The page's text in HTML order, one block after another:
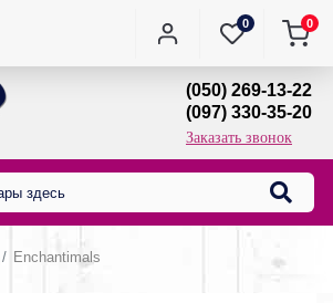
0 0
(050) 269-13-22
(097) 330-35-20
Заказать звонок
Enchantimals